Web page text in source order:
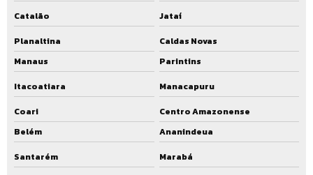
Catalão
Jataí
Planaltina
Caldas Novas
Manaus
Parintins
Itacoatiara
Manacapuru
Coari
Centro Amazonense
Belém
Ananindeua
Santarém
Marabá